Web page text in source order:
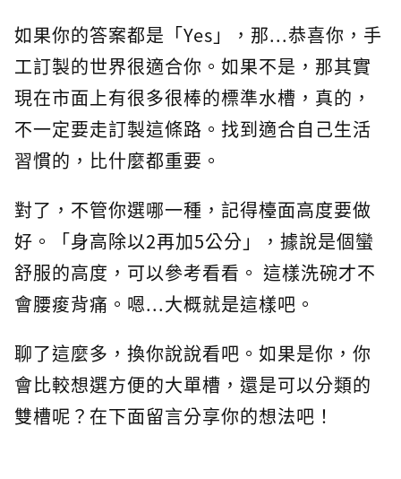
如果你的答案都是「Yes」，那...恭喜你，手
工訂製的世界很適合你。如果不是，那其實
現在市面上有很多很棒的標準水槽，真的，
不一定要走訂製這條路。找到適合自己生活
習慣的，比什麼都重要。
對了，不管你選哪一種，記得檯面高度要做
好。「身高除以2再加5公分」，據說是個蠻
舒服的高度，可以參考看看。 這樣洗碗才不
會腰痠背痛。嗯...大概就是這樣吧。
聊了這麼多，換你說說看吧。如果是你，你
會比較想選方便的大單槽，還是可以分類的
雙槽呢？在下面留言分享你的想法吧！